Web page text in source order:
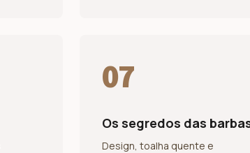
07
Os segredos das
Design, toalha quente e